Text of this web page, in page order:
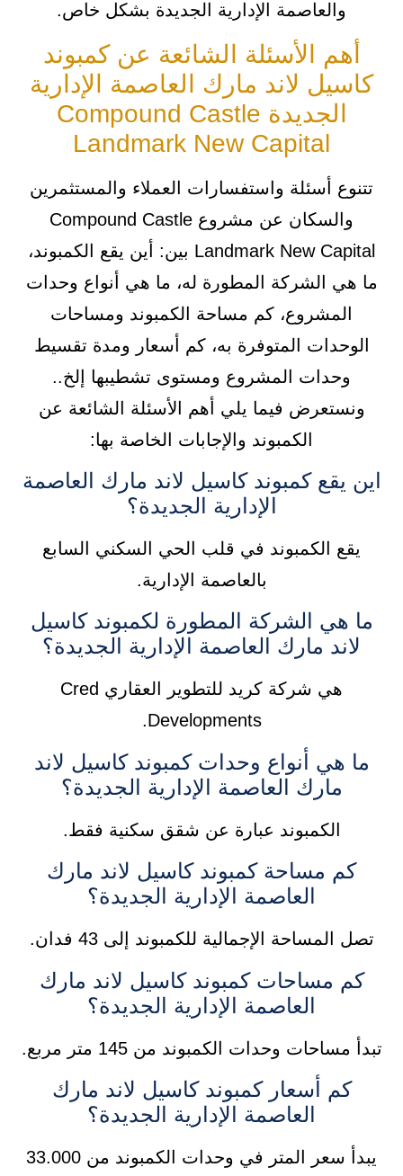
والعاصمة الإدارية الجديدة بشكل خاص.
أهم الأسئلة الشائعة عن كمبوند
كاسيل لاند مارك العاصمة الإدارية
الجديدة Compound Castle
Landmark New Capital
تتنوع أسئلة واستفسارات العملاء والمستثمرين
والسكان عن مشروع Compound Castle
Landmark New Capital بين: أين يقع الكمبوند،
ما هي الشركة المطورة له، ما هي أنواع وحدات
المشروع، كم مساحة الكمبوند ومساحات
الوحدات المتوفرة به، كم أسعار ومدة تقسيط
وحدات المشروع ومستوى تشطيبها إلخ..
ونستعرض فيما يلي أهم الأسئلة الشائعة عن
الكمبوند والإجابات الخاصة بها:
اين يقع كمبوند كاسيل لاند مارك العاصمة
الإدارية الجديدة؟
يقع الكمبوند في قلب الحي السكني السابع
بالعاصمة الإدارية.
ما هي الشركة المطورة لكمبوند كاسيل
لاند مارك العاصمة الإدارية الجديدة؟
هي شركة كريد للتطوير العقاري Cred
Developments.
ما هي أنواع وحدات كمبوند كاسيل لاند
مارك العاصمة الإدارية الجديدة؟
الكمبوند عبارة عن شقق سكنية فقط.
كم مساحة كمبوند كاسيل لاند مارك
العاصمة الإدارية الجديدة؟
تصل المساحة الإجمالية للكمبوند إلى 43 فدان.
كم مساحات كمبوند كاسيل لاند مارك
العاصمة الإدارية الجديدة؟
تبدأ مساحات وحدات الكمبوند من 145 متر مربع.
كم أسعار كمبوند كاسيل لاند مارك
العاصمة الإدارية الجديدة؟
يبدأ سعر المتر في وحدات الكمبوند من 33.000